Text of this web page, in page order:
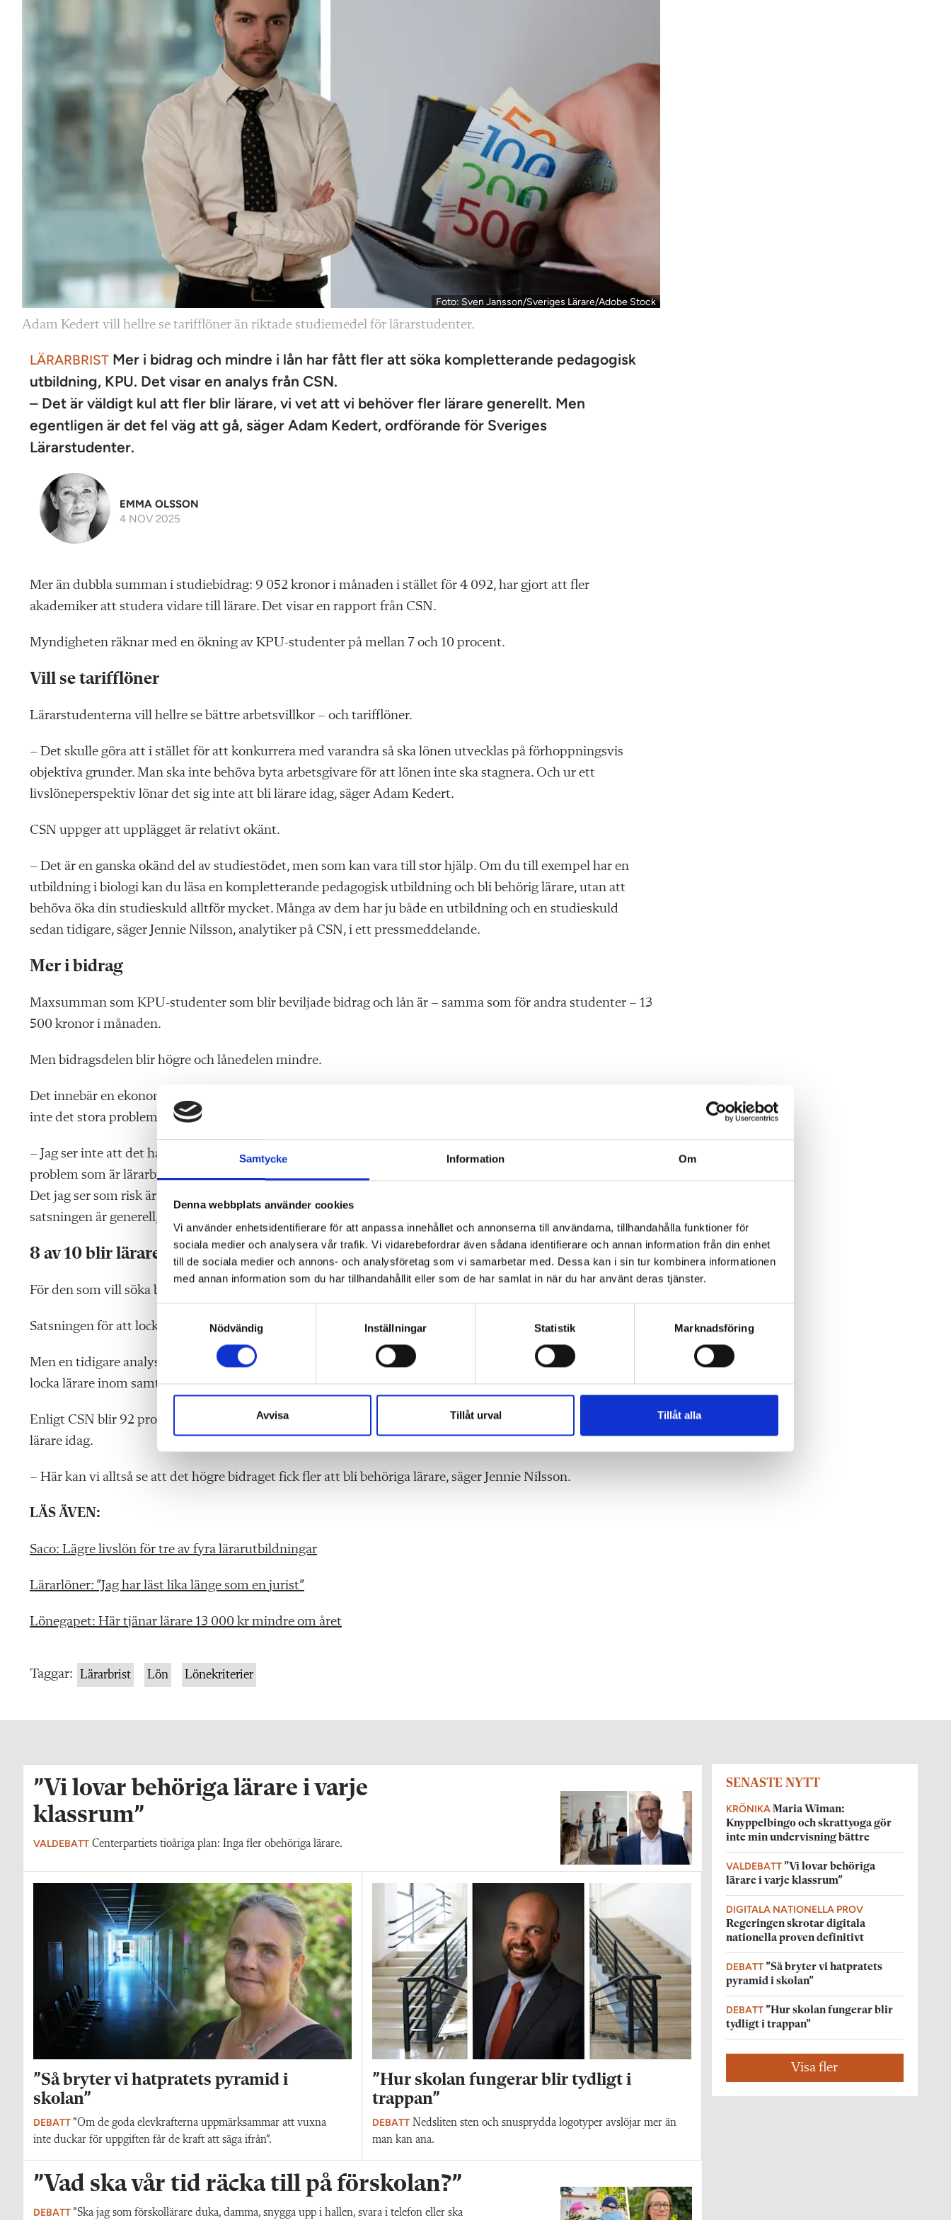
Samtycke Information Om
Denna webbplats använder cookies
Vi använder enhetsidentifierare för att anpassa innehållet och annonserna till användarna, tillhandahålla funktioner för
sociala medier och analysera vår trafik. Vi vidarebefordrar även sådana identifierare och annan information från din enhet
till de sociala medier och annons- och analysföretag som vi samarbetar med. Dessa kan i sin tur kombinera informationen
med annan information som du har tillhandahållit eller som de har samlat in när du har använt deras tjänster.
a
t
y
s
a
Nödvändig Inställningar Statistik Marknadsföring
Avvisa Tillåt urval Tillåt alla
Foto: Sven Jansson/Sveriges Lärare/Adobe Stock
Adam Kedert vill hellre se tarifflöner än riktade studiemedel för lärarstudenter.
LÄRARBRIST Mer i bidrag och mindre i lån har fått fler att söka kompletterande pedagogisk
utbildning, KPU. Det visar en analys från CSN.
– Det är väldigt kul att fler blir lärare, vi vet att vi behöver fler lärare generellt. Men
egentligen är det fel väg att gå, säger Adam Kedert, ordförande för Sveriges
Lärarstudenter.
EMMA OLSSON
4 NOV 2025
Mer än dubbla summan i studiebidrag: 9 052 kronor i månaden i stället för 4 092, har gjort att fler
akademiker att studera vidare till lärare. Det visar en rapport från CSN.
Myndigheten räknar med en ökning av KPU-studenter på mellan 7 och 10 procent.
Vill se tarifflöner
Lärarstudenterna vill hellre se bättre arbetsvillkor – och tarifflöner.
– Det skulle göra att i stället för att konkurrera med varandra så ska lönen utvecklas på förhoppningsvis
objektiva grunder. Man ska inte behöva byta arbetsgivare för att lönen inte ska stagnera. Och ur ett
livslöneperspektiv lönar det sig inte att bli lärare idag, säger Adam Kedert.
CSN uppger att upplägget är relativt okänt.
– Det är en ganska okänd del av studiestödet, men som kan vara till stor hjälp. Om du till exempel har en
utbildning i biologi kan du läsa en kompletterande pedagogisk utbildning och bli behörig lärare, utan att
behöva öka din studieskuld alltför mycket. Många av dem har ju både en utbildning och en studieskuld
sedan tidigare, säger Jennie Nilsson, analytiker på CSN, i ett pressmeddelande.
Mer i bidrag
Maxsumman som KPU-studenter som blir beviljade bidrag och lån är – samma som för andra studenter – 13
500 kronor i månaden.
Men bidragsdelen blir högre och lånedelen mindre.
Det innebär en ekonomisk fördel för dem som väljer KPU i stället för ämneslärarutbildningen. Men det är
inte det stora problemet, enligt Adam Kedert.
– Jag ser inte att det handlar om rättvisa, utan om att det är en snabblösning på det väldigt allvarliga
problem som är lärarbristen. Jag är positiv till att man gör fler saker, men det är inte den bästa vägen att gå.
Det jag ser som risk är att det inte träffar rätt, det är specifika kategorier det är brist på och den här
satsningen är generell, säger han.
8 av 10 blir lärare
För den som vill söka bidrag för KPU, räcker en vanlig ansökan för att få del av upplägget.
Satsningen för att locka akademiker till läraryrket infördes 2015, inriktad på att få fler lärare i naturämnen.
Men en tidigare analys från CSN visade inte på tillräckliga effekter, och 2018 breddades satsningen för att
locka lärare inom samtliga ämnen.
Enligt CSN blir 92 procent av dem som beviljats KPU-bidraget behöriga lärare, och 85 procent arbetar som
lärare idag.
– Här kan vi alltså se att det högre bidraget fick fler att bli behöriga lärare, säger Jennie Nilsson.
LÄS ÄVEN:
Saco: Lägre livslön för tre av fyra lärarutbildningar
Lärarlöner: ”Jag har läst lika länge som en jurist”
Lönegapet: Här tjänar lärare 13 000 kr mindre om året
Taggar: Lärarbrist Lön Lönekriterier
”Vi lovar behöriga lärare i varje
klassrum”
VALDEBATT Centerpartiets tioåriga plan: Inga fler obehöriga lärare.
”Så bryter vi hatpratets pyramid i
skolan”
DEBATT ”Om de goda elevkrafterna uppmärksammar att vuxna
inte duckar för uppgiften får de kraft att säga ifrån”.
”Hur skolan fungerar blir tydligt i
trappan”
DEBATT Nedsliten sten och snusprydda logotyper avslöjar mer än
man kan ana.
”Vad ska vår tid räcka till på förskolan?”
DEBATT ”Ska jag som förskollärare duka, damma, snygga upp i hallen, svara i telefon eller ska
SENASTE NYTT
KRÖNIKA Maria Wiman:
Knyppelbingo och skrattyoga gör
inte min undervisning bättre
VALDEBATT ”Vi lovar behöriga
lärare i varje klassrum”
DIGITALA NATIONELLA PROV
Regeringen skrotar digitala
nationella proven definitivt
DEBATT ”Så bryter vi hatpratets
pyramid i skolan”
DEBATT ”Hur skolan fungerar blir
tydligt i trappan”
Visa fler